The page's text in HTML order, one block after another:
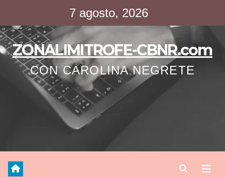
contenido
7 agosto, 2026
ZONALIMITROFE-CBNR.com
CON CAROLINA NEGRETE